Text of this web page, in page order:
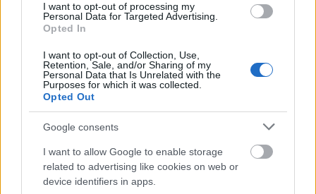
I want to opt-out of processing my
Personal Data for Targeted Advertising.
Opted In
I want to opt-out of Collection, Use,
Retention, Sale, and/or Sharing of my
Personal Data that Is Unrelated with the
Purposes for which it was collected.
Opted Out
Google consents
I want to allow Google to enable storage
related to advertising like cookies on web or
device identifiers in apps.
Helyi hírek
Egyetlen, fél évszázados vezetéken múlt